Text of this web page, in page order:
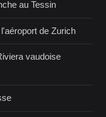
au Tessin
de Zurich
vaudoise